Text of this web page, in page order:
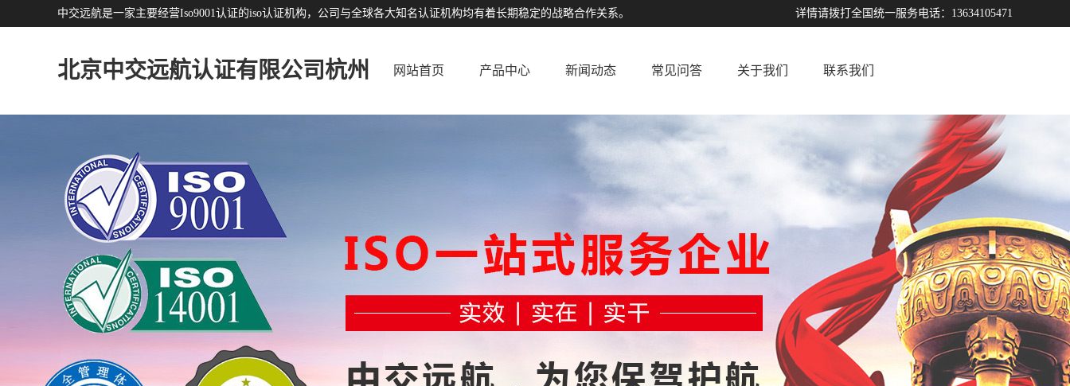
中交远航是一家主要经营Iso9001认证的iso认证机构，公司与全球各大知名认证机构均有着长期稳定的战略合作关系。 详情请拨打全国统一服务电话：13634105471
北京中交远航认证有限公司杭州
分公司
网站首页 产品中心 新闻动态 常见问答 关于我们 联系我们